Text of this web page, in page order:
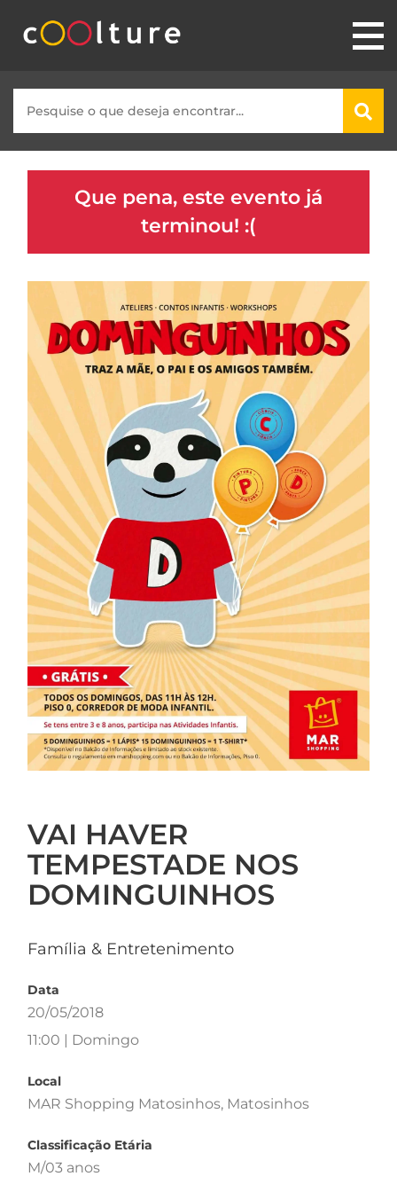
Que pena, este evento já
terminou! :(
VAI HAVER
TEMPESTADE NOS
DOMINGUINHOS
Família & Entretenimento
Data
20/05/2018
11:00 | Domingo
Local
MAR Shopping Matosinhos, Matosinhos
Classificação Etária
M/03 anos